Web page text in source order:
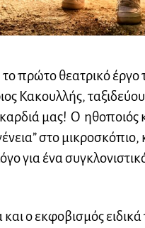
πρώτο θεατρικό
Κακουλλής,
μας! Ο ηθοποιός
στο μικροσκόπιο,
για ένα
ο εκφοβισμός